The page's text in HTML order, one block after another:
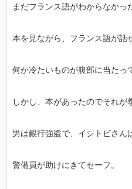
まだフランス語がわからなかっ
本を見ながら、フランス語が話
何か冷たいものが腹部に当たっ
しかし、本があったのでそれが
男は銀行強盗で、イシトビさん
警備員が助けにきてセーフ。